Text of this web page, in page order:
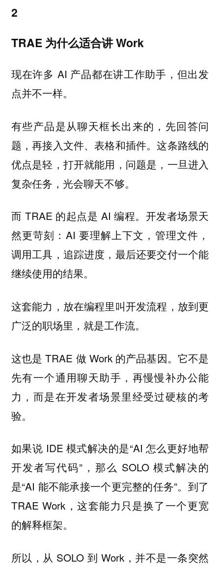
2
TRAE 为什么适合讲 Work
现在许多 AI 产品都在讲工作助手，但出发
点并不一样。
有些产品是从聊天框长出来的，先回答问
题，再接入文件、表格和插件。这条路线的
优点是轻，打开就能用，问题是，一旦进入
复杂任务，光会聊天不够。
而 TRAE 的起点是 AI 编程。开发者场景天
然更苛刻：AI 要理解上下文，管理文件，
调用工具，追踪进度，最后还要交付一个能
继续使用的结果。
这套能力，放在编程里叫开发流程，放到更
广泛的职场里，就是工作流。
这也是 TRAE 做 Work 的产品基因。它不是
先有一个通用聊天助手，再慢慢补办公能
力，而是在开发者场景里经受过硬核的考
验。
如果说 IDE 模式解决的是“AI 怎么更好地帮
开发者写代码”，那么 SOLO 模式解决的
是“AI 能不能承接一个更完整的任务”。到了
TRAE Work，这套能力只是换了一个更宽
的解释框架。
所以，从 SOLO 到 Work，并不是一条突然